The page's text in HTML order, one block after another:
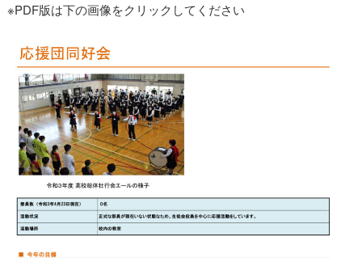
※PDF版は下の画像をクリックしてください